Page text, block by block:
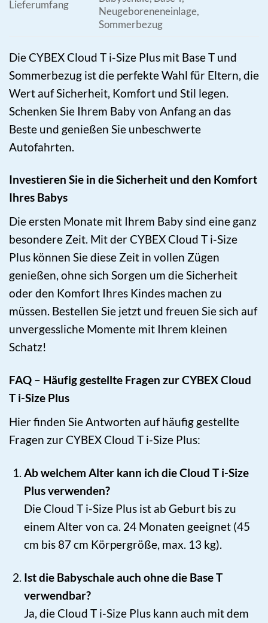
Lieferumfang
Neugeboreneneinlage,
Sommerbezug
Die CYBEX Cloud T i-Size Plus mit Base T und
Sommerbezug ist die perfekte Wahl für Eltern, die
Wert auf Sicherheit, Komfort und Stil legen.
Schenken Sie Ihrem Baby von Anfang an das
Beste und genießen Sie unbeschwerte
Autofahrten.
Investieren Sie in die Sicherheit und den Komfort
Ihres Babys
Die ersten Monate mit Ihrem Baby sind eine ganz
besondere Zeit. Mit der CYBEX Cloud T i-Size
Plus können Sie diese Zeit in vollen Zügen
genießen, ohne sich Sorgen um die Sicherheit
oder den Komfort Ihres Kindes machen zu
müssen. Bestellen Sie jetzt und freuen Sie sich auf
unvergessliche Momente mit Ihrem kleinen
Schatz!
FAQ – Häufig gestellte Fragen zur CYBEX Cloud
T i-Size Plus
Hier finden Sie Antworten auf häufig gestellte
Fragen zur CYBEX Cloud T i-Size Plus:
Ab welchem Alter kann ich die Cloud T i-Size
Plus verwenden?
Die Cloud T i-Size Plus ist ab Geburt bis zu
einem Alter von ca. 24 Monaten geeignet (45
cm bis 87 cm Körpergröße, max. 13 kg).
Ist die Babyschale auch ohne die Base T
verwendbar?
Ja, die Cloud T i-Size Plus kann auch mit dem